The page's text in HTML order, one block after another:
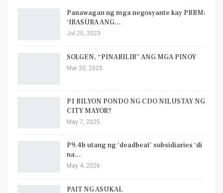
Panawagan ng mga negosyante kay PBBM:
‘IBASURA ANG…
Jul 20, 2023
SOLGEN, “PINABILIB” ANG MGA PINOY
Mar 20, 2025
P1 BILYON PONDO NG CDO NILUSTAY NG
CITY MAYOR?
May 7, 2025
P9.4b utang ng ‘deadbeat’ subsidiaries ‘di
na…
May 4, 2026
PAIT NG ASUKAL